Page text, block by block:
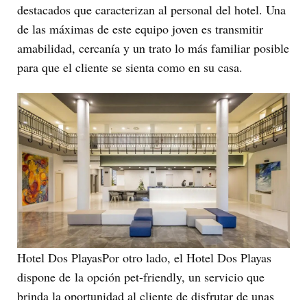
destacados que caracterizan al personal del hotel. Una
de las máximas de este equipo joven es transmitir
amabilidad, cercanía y un trato lo más familiar posible
para que el cliente se sienta como en su casa.
Hotel Dos PlayasPor otro lado, el Hotel Dos Playas
dispone de la opción pet-friendly, un servicio que
brinda la oportunidad al cliente de disfrutar de unas